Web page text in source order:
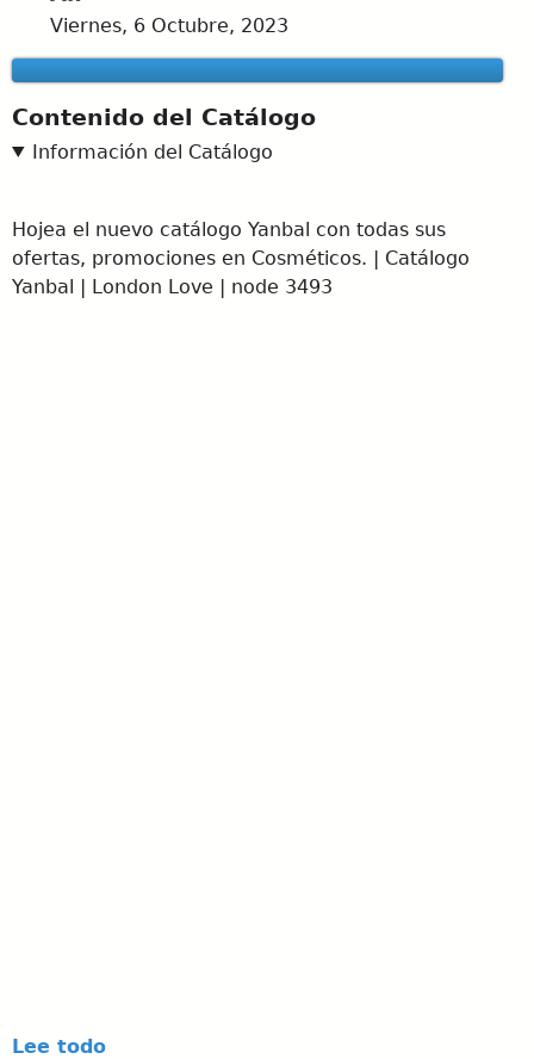
Viernes, 6 Octubre, 2023
Contenido del Catálogo
Información del Catálogo
Hojea el nuevo catálogo Yanbal con todas sus
ofertas, promociones en Cosméticos. | Catálogo
Yanbal | London Love | node 3493
Lee todo